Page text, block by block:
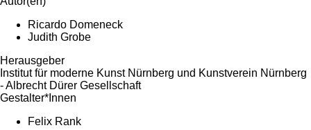
Ricardo Domeneck
Judith Grobe
Herausgeber
Institut für moderne Kunst Nürnberg und Kunstverein Nürnberg
- Albrecht Dürer Gesellschaft
Gestalter*Innen
Felix Rank